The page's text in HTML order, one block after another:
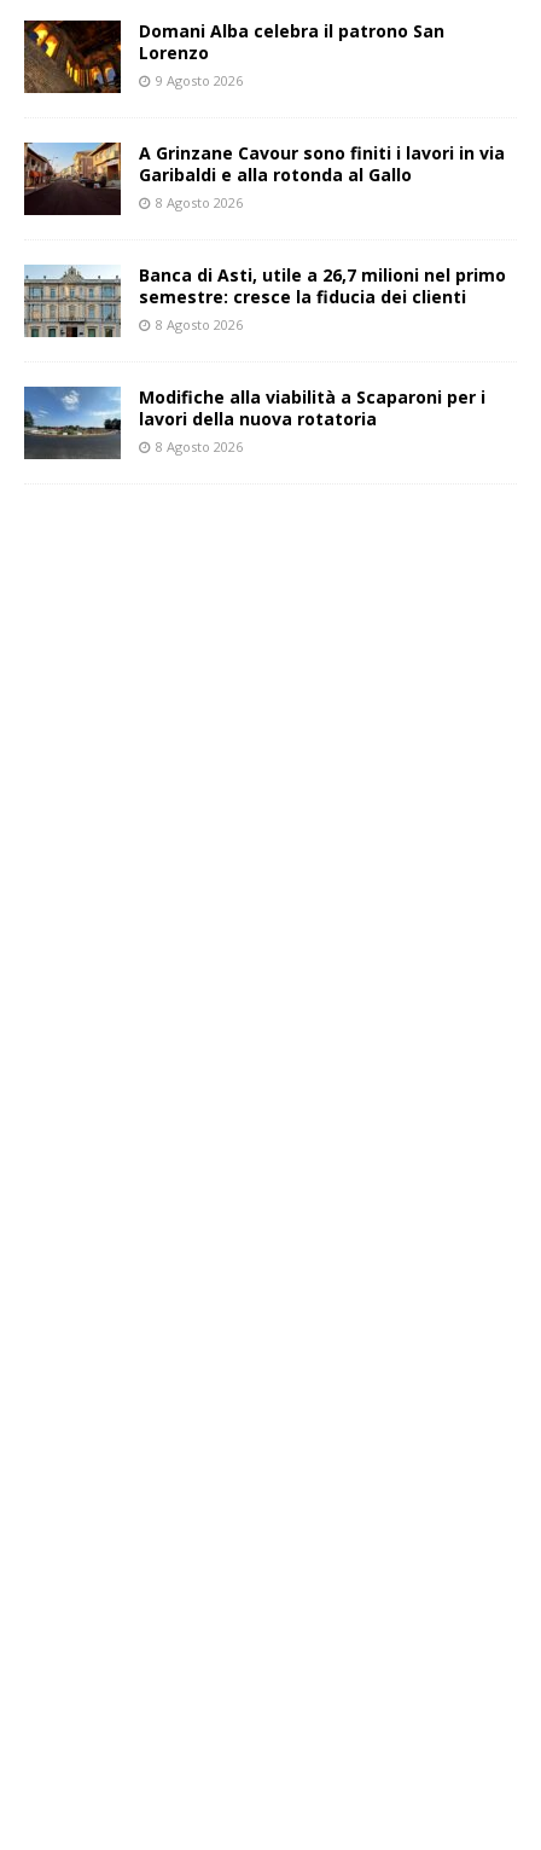
Domani Alba celebra il patrono San
Lorenzo
9 Agosto 2026
A Grinzane Cavour sono finiti i lavori in via
Garibaldi e alla rotonda al Gallo
8 Agosto 2026
Banca di Asti, utile a 26,7 milioni nel primo
semestre: cresce la fiducia dei clienti
8 Agosto 2026
Modifiche alla viabilità a Scaparoni per i
lavori della nuova rotatoria
8 Agosto 2026